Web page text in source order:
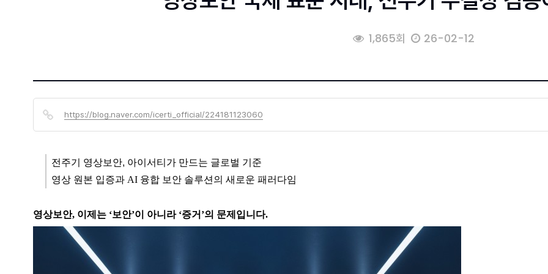
1,865회 26-02-12
https://blog.naver.com/icerti_official/224181123060
전주기 영상보안, 아이서티가 만드는 글로벌 기준
영상 원본 입증과 AI 융합 보안 솔루션의 새로운 패러다임
영상보안, 이제는 ‘보안’이 아니라 ‘증거’의 문제입니다.